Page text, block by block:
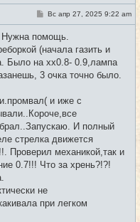
#1
С
б
щ
н
и
Вс апр 27, 2025 9:22 am
Нужна помощь.
(начала газить и
Было на хх0.8- 0.9,лампа
3 очка точно было.
и иже с
И полный
стрелка движется
Проверил механикой,так и
0.7!!! Что за хрень?!?!
не
при легком